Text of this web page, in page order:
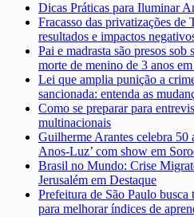
Dicas Práticas para Iluminar
Fracasso das privatizações
resultados e impactos
Pai e madrasta são presos
morte de menino de 3 anos
Lei que amplia punição a
sancionada: entenda as
Como se preparar para
multinacionais
Guilherme Arantes celebra 50
Anos-Luz’ com show em
Brasil no Mundo: Crise
Jerusalém em Destaque
Prefeitura de São Paulo busca
para melhorar índices de